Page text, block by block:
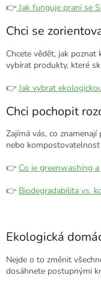
👉 Jak funguje praní se
Chci se
Chcete vědět, jak
vybírat produkty, které
👉 Jak vybrat
Chci pochopit
Zajímá vás, co
nebo
👉 Co je greenwashing
👉 Biodegradabilita vs.
Ekologická
Nejde o to změnit
dosáhnete postupnými